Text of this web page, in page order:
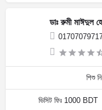
ডাঃ রুমী মাঈদুল
শিশু
ভিসিট ফিঃ 1000 BDT